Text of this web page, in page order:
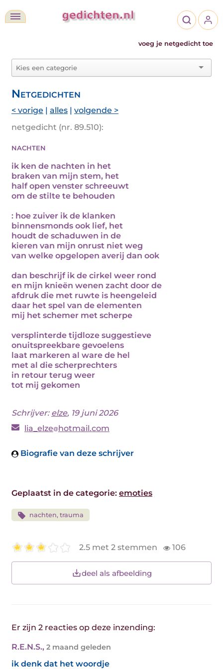
voeg je netgedicht toe
Netgedichten
< vorige | alles | volgende >
netgedicht (nr. 89.510):
nachten
ik ken de nachten in het
braken van mijn stem, het
half open venster schreeuwt
om de stilte te behouden
: hoe zuiver ik de klanken
binnensmonds ook lief, het
houdt de schaduwen in de
kieren van mijn onrust niet weg
van welke opgelopen averij dan ook
dan beschrijf ik de cirkel weer rond
en mijn knieën wenen zacht door de
afdruk die met ruwte is heengeleid
daar het spel van de elementen
mij het schemer met scherpe
versplinterde tijdloze suggestieve
onuitspreekbare gevoelens
laat markeren al ware de hel
met al die scherprechters
in retour terug weer
tot mij gekomen
Schrijver: elze, 19 juni 2026
lia_elze hotmail.com
Biografie van deze schrijver
Geplaatst in de categorie: emoties
nachten, trauma
2.5 met 2 stemmen 106
deel als afbeelding
Er zijn 2 reacties op deze inzending:
R.E.N.S., 2 maand geleden
ik denk dat het woordje